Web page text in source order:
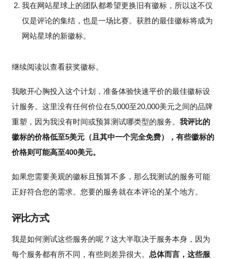
我在网站星球上的团队都希望更换旧有徽标，所以这不仅
仅是评论的集结，也是一场比赛。获胜的最佳徽标将成为
网站星球的新徽标。
继续阅读以查看获奖徽标。
我敞开心胸投入这个计划，准备体验快速平价的最佳徽标设
计服务。这里没有任何价位在5,000至20,000美元之间的品牌
重塑，因为我没有时间或预算测试哪类型的服务。 我评比的
徽标的价格低至5美元（且其中一个完全免费），有些徽标的
价格则可能高至400美元。
如果您需要美观的徽标且预算不多，那么我测试的服务可能
正好符合您的需求。您要的服务就在本评论的某个地方。
评比方式
我是如何测试这些服务的呢？这大半取决于服务本身，因为
每个服务都有所不同，有些则差异很大。 总体而言，这些服